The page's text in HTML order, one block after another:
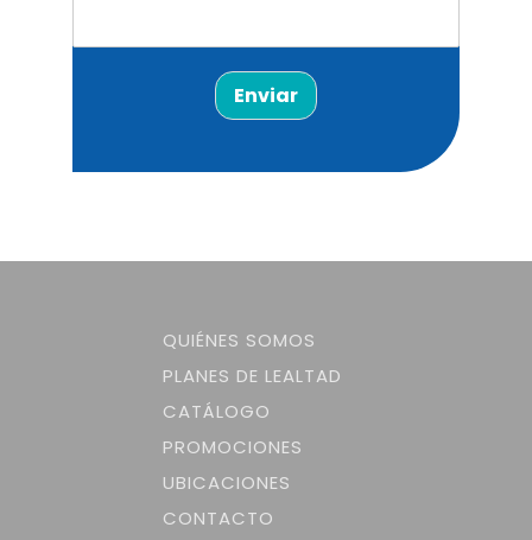
Enviar
QUIÉNES SOMOS
PLANES DE LEALTAD
CATÁLOGO
PROMOCIONES
UBICACIONES
CONTACTO